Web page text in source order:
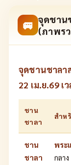
🚐 จุดชาน
(ภาพร
จุดชานชาลา
22 เม.ย.69 เ
ชาน
ชาลา
สำห
ชาน
ชาลา
พระ
กลา